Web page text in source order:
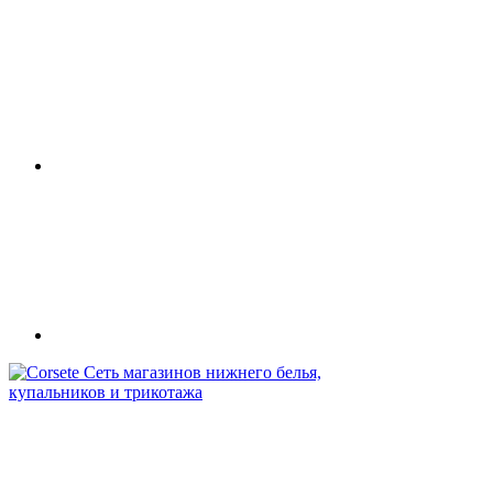
Сеть магазинов нижнего белья,
купальников и трикотажа